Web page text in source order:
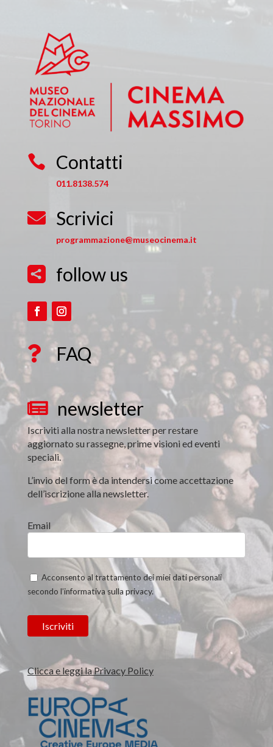
 Contatti
011.8138.574
 Scrivici
programmazione@museocinema.it
 follow us
 FAQ
 newsletter
Iscriviti alla nostra newsletter per restare
aggiornato su rassegne, prime visioni ed eventi
speciali.
L’invio del form è da intendersi come accettazione
dell’iscrizione alla newsletter.
Email
Acconsento al trattamento dei miei dati personali
secondo l’informativa sulla privacy.
Clicca e leggi la Privacy Policy